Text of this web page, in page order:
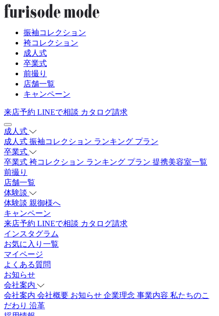
振袖コレクション
袴コレクション
成人式
卒業式
前撮り
店舗一覧
キャンペーン
来店予約 LINEで相談 カタログ請求
成人式
成人式 振袖コレクション ランキング プラン
卒業式
卒業式 袴コレクション ランキング プラン 提携美容室一覧
前撮り
店舗一覧
体験談
体験談 親御様へ
キャンペーン
来店予約 LINEで相談 カタログ請求
インスタグラム
お気に入り一覧
マイページ
よくある質問
お知らせ
会社案内
会社案内 会社概要 お知らせ 企業理念 事業内容 私たちのこ
だわり 沿革